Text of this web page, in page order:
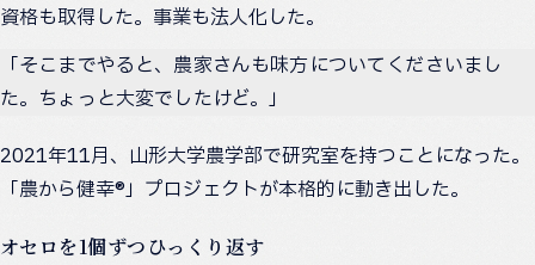
資格も取得した。事業も法人化した。
「そこまでやると、農家さんも味方についてくださいまし
た。ちょっと大変でしたけど。」
2021年11月、山形大学農学部で研究室を持つことになった。
「農から健幸®」プロジェクトが本格的に動き出した。
オセロを1個ずつひっくり返す